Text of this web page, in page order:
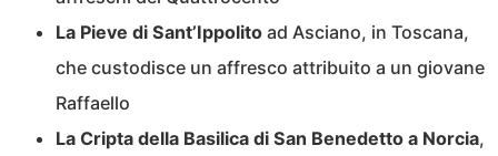
La Pieve di Sant’Ippolito ad Asciano, in Toscana,
che custodisce un affresco attribuito a un giovane
Raffaello
La Cripta della Basilica di San Benedetto a Norcia,